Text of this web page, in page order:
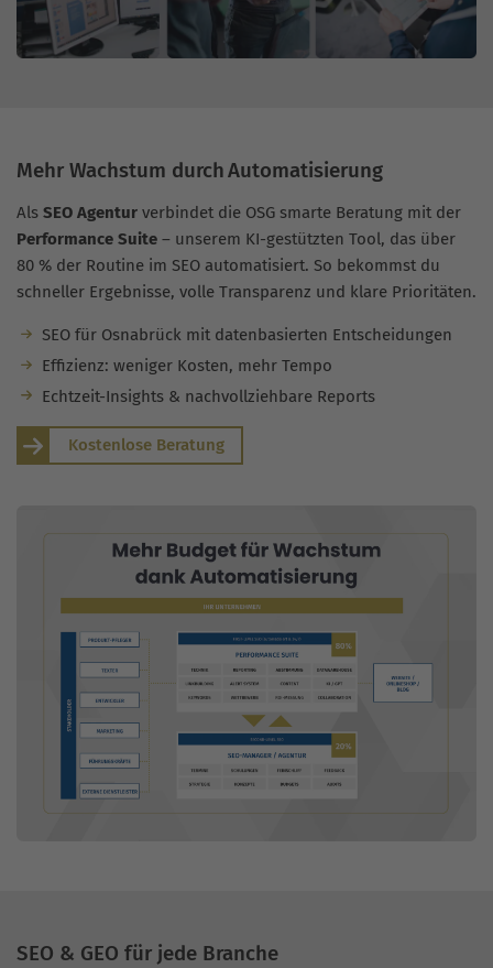
Mehr Wachstum durch Automatisierung
Als SEO Agentur verbindet die OSG smarte Beratung mit der
Performance Suite – unserem KI-gestützten Tool, das über
80 % der Routine im SEO automatisiert. So bekommst du
schneller Ergebnisse, volle Transparenz und klare Prioritäten.
SEO für Osnabrück mit datenbasierten Entscheidungen
Effizienz: weniger Kosten, mehr Tempo
Echtzeit-Insights & nachvollziehbare Reports
Kostenlose Beratung
SEO & GEO für jede Branche